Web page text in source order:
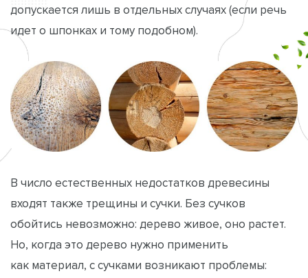
допускается лишь в отдельных случаях (если речь
идет о шпонках и тому подобном).
В число естественных недостатков древесины
входят также трещины и сучки. Без сучков
обойтись невозможно: дерево живое, оно растет.
Но, когда это дерево нужно применить
как материал, с сучками возникают проблемы: